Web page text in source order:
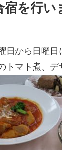
を行い
日から日曜日
トマト煮、デ